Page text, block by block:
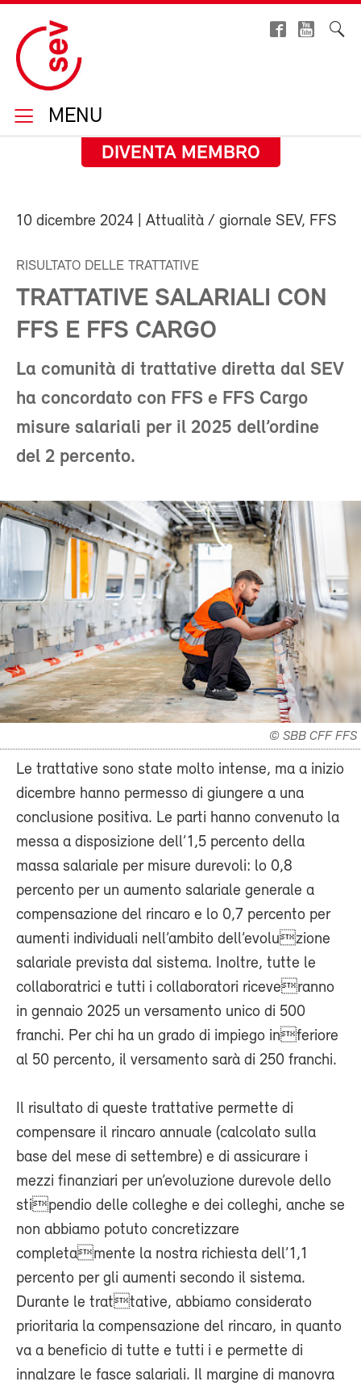
MENU
DIVENTA MEMBRO
10 dicembre 2024 | Attualità / giornale SEV, FFS
RISULTATO DELLE TRATTATIVE
TRATTATIVE SALARIALI CON
FFS E FFS CARGO
La comunità di trattative diretta dal SEV
ha concordato con FFS e FFS Cargo
misure salariali per il 2025 dell’ordine
del 2 percento.
© SBB CFF FFS
Le trattative sono state molto intense, ma a inizio
dicembre hanno permesso di giungere a una
conclusione positiva. Le parti hanno convenuto la
messa a disposizione dell’1,5 percento della
massa salariale per misure durevoli: lo 0,8
percento per un aumento salariale generale a
compensazione del rincaro e lo 0,7 percento per
aumenti individuali nell’ambito dell’evoluzione
salariale prevista dal sistema. Inoltre, tutte le
collaboratrici e tutti i collaboratori riceveranno
in gennaio 2025 un versamento unico di 500
franchi. Per chi ha un grado di impiego inferiore
al 50 percento, il versamento sarà di 250 franchi.
Il risultato di queste trattative permette di
compensare il rincaro annuale (calcolato sulla
base del mese di settembre) e di assicurare i
mezzi finanziari per un’evoluzione durevole dello
stipendio delle colleghe e dei colleghi, anche se
non abbiamo potuto concretizzare
completamente la nostra richiesta dell’1,1
percento per gli aumenti secondo il sistema.
Durante le trattative, abbiamo considerato
prioritaria la compensazione del rincaro, in quanto
va a beneficio di tutte e tutti i e permette di
innalzare le fasce salariali. Il margine di manovra